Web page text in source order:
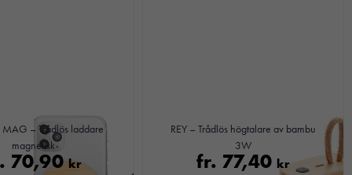
– Trådlös laddare
magnetisk
70,90kr
REY – Trådlös högtalare av bambu
3W
fr. 77,40 kr